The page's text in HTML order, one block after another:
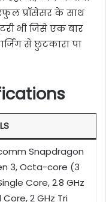
प्रॉसेसर के साथ
भी जिसे एक बार
से छुटकारा पा
Snapdragon
3, Octa-core (3
Core, 2.8 GHz
2 GHz Tri